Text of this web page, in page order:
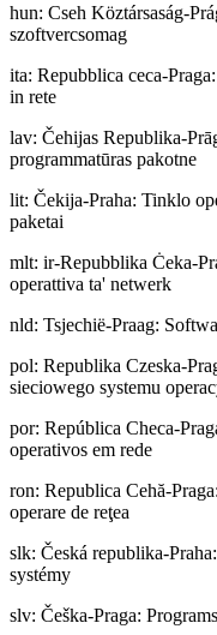
hun: Cseh Köztársaság-
szoftvercsomag
ita: Repubblica ceca-
in rete
lav: Čehijas Republika-
programmatūras pakotne
lit: Čekija-Praha: Tinklo
paketai
mlt: ir-Repubblika Ċeka-
operattiva ta' netwerk
nld: Tsjechië-Praag:
pol: Republika Czeska-
sieciowego systemu
por: República Checa-
operativos em rede
ron: Republica Cehă-
operare de reţea
slk: Česká republika-
systémy
slv: Češka-Praga: